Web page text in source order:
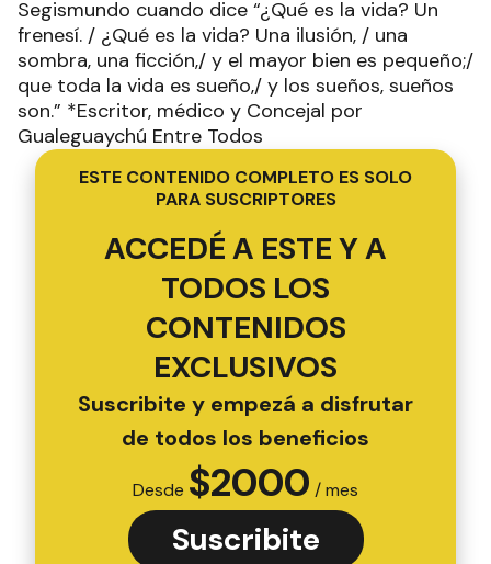
Segismundo cuando dice “¿Qué es la vida? Un
frenesí. / ¿Qué es la vida? Una ilusión, / una
sombra, una ficción,/ y el mayor bien es pequeño;/
que toda la vida es sueño,/ y los sueños, sueños
son.” *Escritor, médico y Concejal por
Gualeguaychú Entre Todos
ESTE CONTENIDO COMPLETO ES SOLO
PARA SUSCRIPTORES
ACCEDÉ A ESTE Y A
TODOS LOS
CONTENIDOS
EXCLUSIVOS
Suscribite y empezá a disfrutar
de todos los beneficios
Desde $2000 / mes
Suscribite